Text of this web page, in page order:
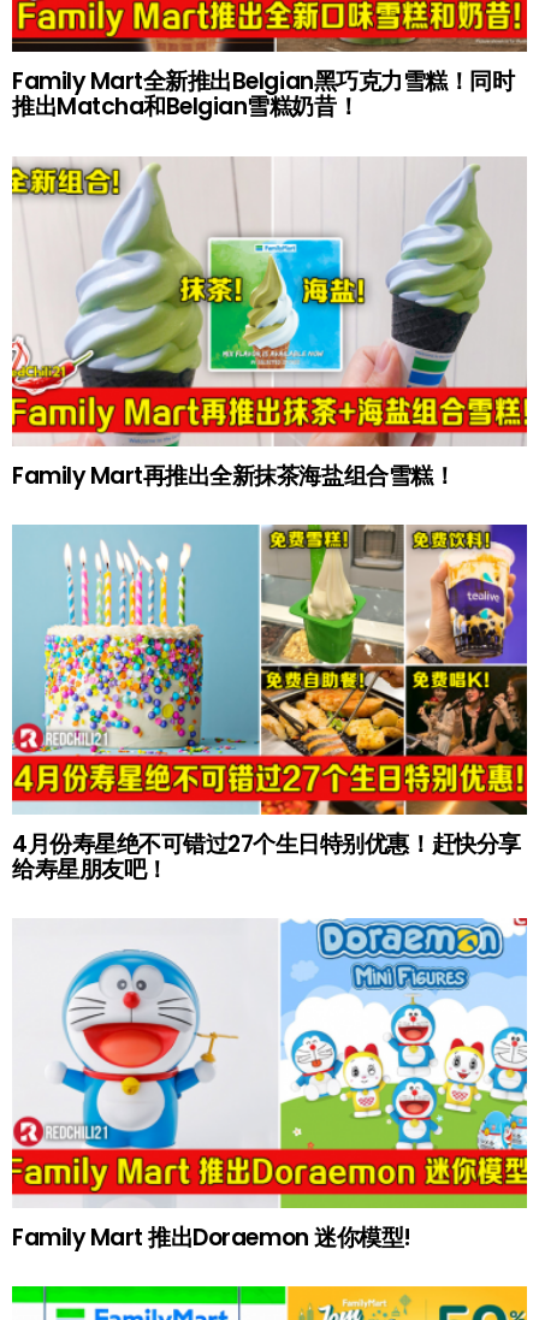
Family Mart全新推出Belgian黑巧克力雪糕！同时
推出Matcha和Belgian雪糕奶昔！
Family Mart再推出全新抹茶海盐组合雪糕！
4月份寿星绝不可错过27个生日特别优惠！赶快分享
给寿星朋友吧！
Family Mart 推出Doraemon 迷你模型!